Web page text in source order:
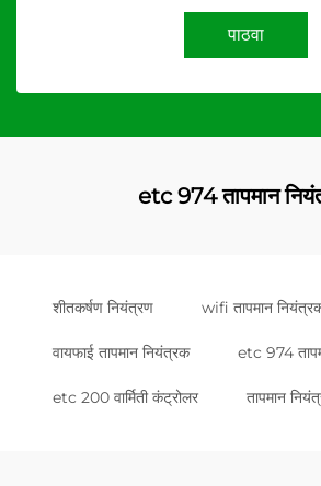
पाठवा
etc 974 तापमान
शीतकर्षण नियंत्रण wifi तापमान
वायफाई तापमान नियंत्रक etc 974
etc 200 वार्मिती कंट्रोलर तापमान